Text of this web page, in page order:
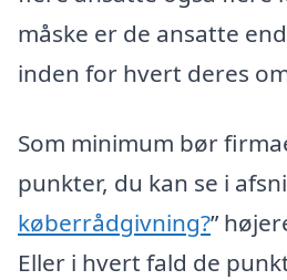
måske er de ansatte
inden for hvert deres
Som minimum bør
punkter, du kan se i
køberrådgivning?”
Eller i hvert fald de